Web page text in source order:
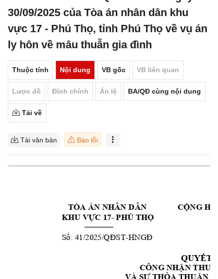
30/09/2025 của Tòa án nhân dân khu
vực 17 - Phú Thọ, tỉnh Phú Thọ về vụ án
ly hôn về mâu thuẫn gia đình
Thuộc tính Nội dung VB gốc VB liên quan
Lược đồ Đính chính Án lệ BA/QĐ cùng nội dung
Tải về
Tải văn bản Báo lỗi
   T
ÒA ÁN NHÂN DÂN CỘNG
KHU VỰC 17- PHÚ THỌ
Số: 41/2025/QĐST-HNGĐ
QUYẾT
CÔNG NHẬN THUẬ
VÀ SỰ THỎA THUẬN